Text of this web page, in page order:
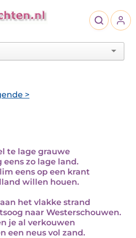
>
te lage grauwe
zo lage land.
eens op een krant
willen houen.
het vlakke strand
naar Westerschouwen.
je al verkouwen
een neus vol zand.